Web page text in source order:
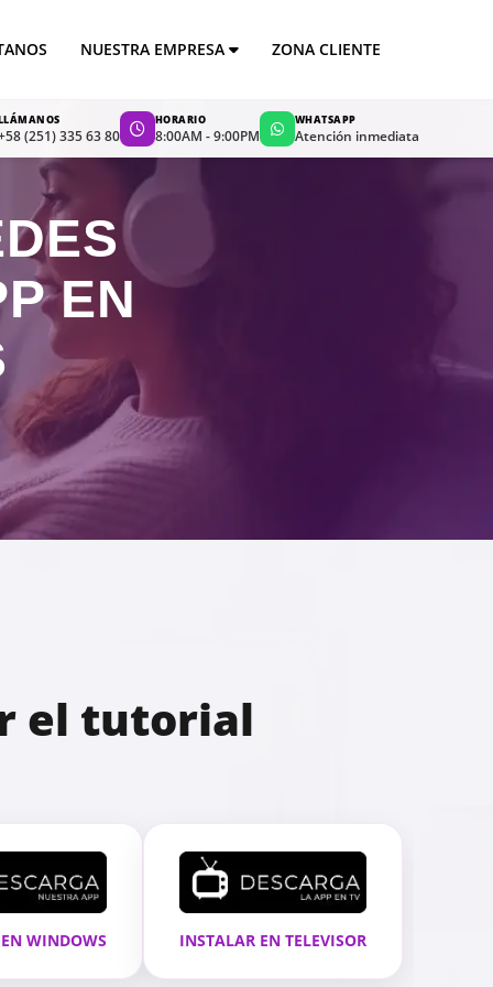
NUESTRA EMPRESA ZONA CLIENTE
(251) 335 63 80
HORARIO
8:00AM - 9:00PM
WHATSAPP
Atención inmediata
EN
el tutorial
WINDOWS INSTALAR EN TELEVISOR